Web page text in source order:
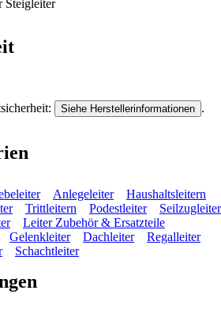
Steigleiter
Siehe Herstellerinformationen .
Anlegeleiter
Haushaltsleitern
Trittleitern Podestleiter
Seilzugleiter
Leiter Zubehör & Ersatzteile
Gelenkleiter Dachleiter
Regalleiter
Schachtleiter